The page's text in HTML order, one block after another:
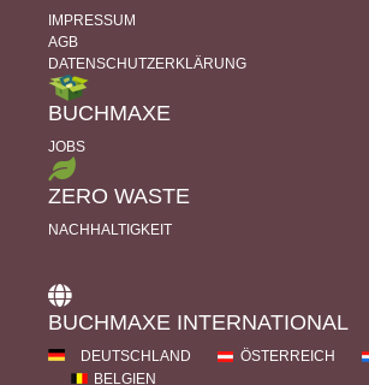
IMPRESSUM
AGB
DATENSCHUTZERKLÄRUNG
BUCHMAXE
JOBS
ZERO WASTE
NACHHALTIGKEIT
BUCHMAXE INTERNATIONAL
DEUTSCHLAND ÖSTERREICH
BELGIEN